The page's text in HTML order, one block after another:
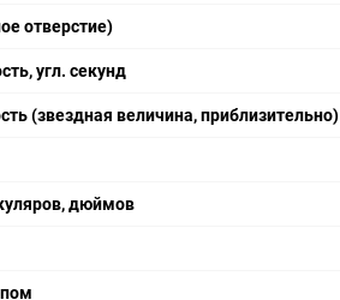
отверстие)
угл. секунд
(звездная величина, приблизительно)
дюймов